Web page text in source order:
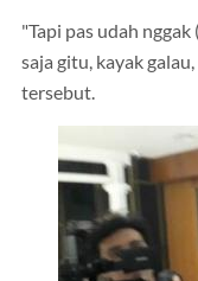
"Tapi pas udah
saja gitu, kayak
tersebut.